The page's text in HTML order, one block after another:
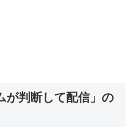
が判断して配信」の